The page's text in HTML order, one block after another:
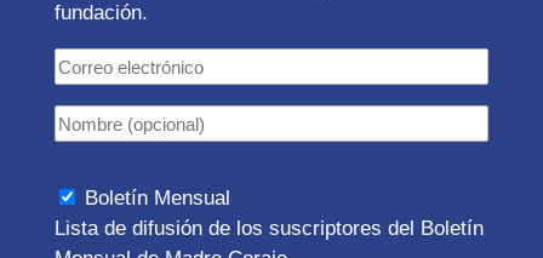
fundación.
Boletín Mensual
Lista de difusión de los suscriptores del Boletín